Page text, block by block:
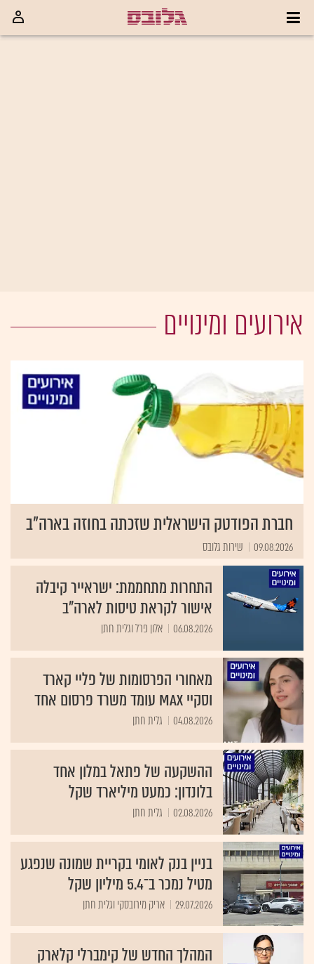
אירועים ומינויים
חברת הפודטק הישראלית שזכתה בחוזה בארה"ב
09.08.2026 שירות גלובס
התחרות מתחממת: ישראייר קיבלה
אישור לקראת טיסות לארה"ב
06.08.2026 אלון פרל וגלית חתן
מאחורי הפרסומות של פליי קארד
וסקיי MAX עומד משרד פרסום אחד
04.08.2026 גלית חתן
ההשקעה של פתאל במלון אחד
בלונדון: כמעט מיליארד שקל
02.08.2026 גלית חתן
בניין בנק לאומי בקריית שמונה שנפגע
מטיל נמכר ב־5.4 מיליון שקל
29.07.2026 אריק מירובסקי וגלית חתן
המהלך החדש של קימברלי קלארק